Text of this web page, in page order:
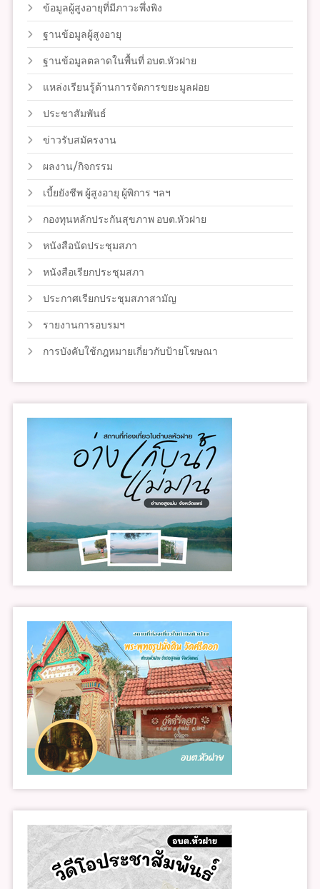
ข้อมูลผู้สูงอายุที่มีภาวะพึ่งพิง
ฐานข้อมูลผู้สูงอายุ
ฐานข้อมูลตลาดในพื้นที่ อบต.หัวฝาย
แหล่งเรียนรู้ด้านการจัดการขยะมูลฝอย
ประชาสัมพันธ์
ข่าวรับสมัครงาน
ผลงาน/กิจกรรม
เบี้ยยังชีพ ผู้สูงอายุ ผู้พิการ ฯลฯ
กองทุนหลักประกันสุขภาพ อบต.หัวฝาย
หนังสือนัดประชุมสภา
หนังสือเรียกประชุมสภา
ประกาศเรียกประชุมสภาสามัญ
รายงานการอบรมฯ
การบังคับใช้กฎหมายเกี่ยวกับป้ายโฆษณา